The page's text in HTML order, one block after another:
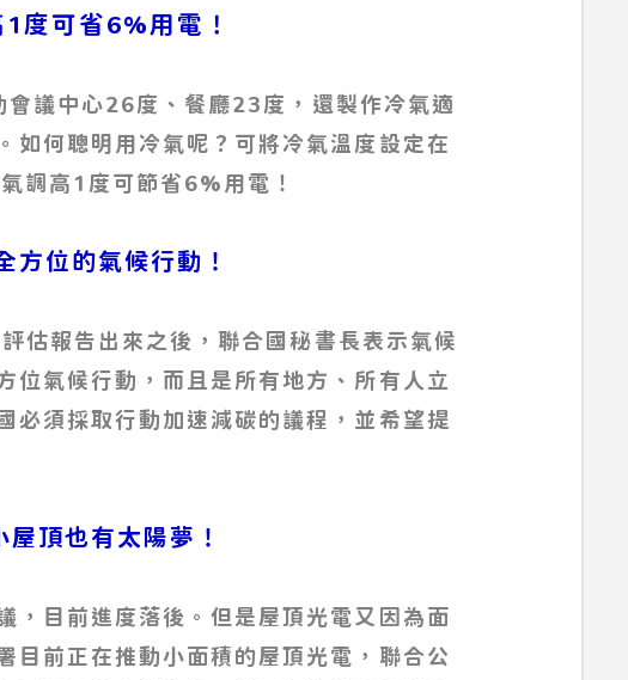
度可省6%用電！
議中心26度、餐廳23度，還製作冷氣適
如何聰明用冷氣呢？可將冷氣溫度設定在
調高1度可節省6%用電！
位的氣候行動！
估報告出來之後，聯合國秘書長表示氣候
位氣候行動，而且是所有地方、所有人立
必須採取行動加速減碳的議程，並希望提
頂也有太陽夢！
，目前進度落後。但是屋頂光電又因為面
目前正在推動小面積的屋頂光電，聯合公